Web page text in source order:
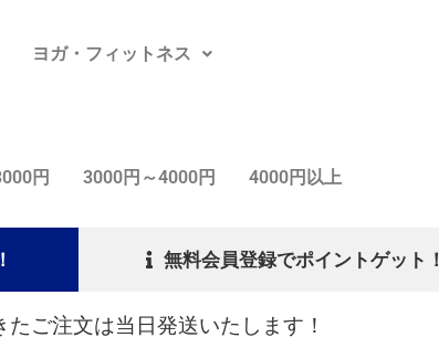
ヨガ・フィットネス
円 3000円～4000円 4000円以上
無料会員登録でポイントゲット！
ご注文は当日発送いたします！